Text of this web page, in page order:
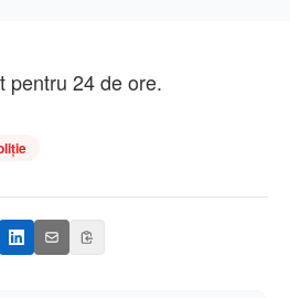
pentru 24 de ore.